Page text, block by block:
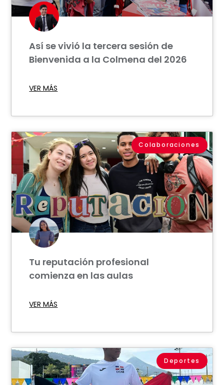
Así se vivió la tercera sesión de
Bienvenida a la Colmena del 2026
VER MÁS
Colaboraciones
Tu reputación profesional
comienza en las aulas
VER MÁS
Deportes